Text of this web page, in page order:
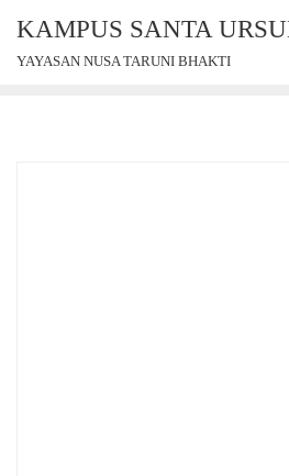
content
KAMPUS SANTA
YAYASAN NUSA TARUNI BHAKTI